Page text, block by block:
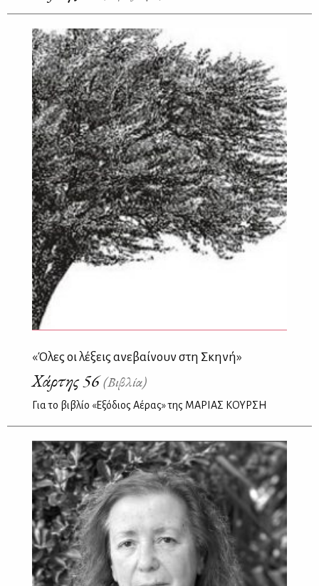
«Όλες οι λέξεις ανεβαίνουν στη Σκηνή»
Χάρτης 56(Βιβλία)
Για το βιβλίο «Εξόδιος Αέρας» της ΜΑΡΙΑΣ ΚΟΥΡΣΗ